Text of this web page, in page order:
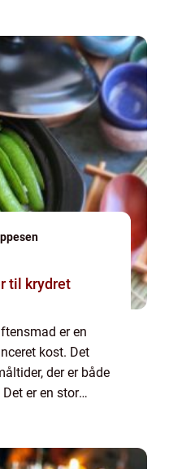
til krydret
er en
kost. Det
der er både
er en stor